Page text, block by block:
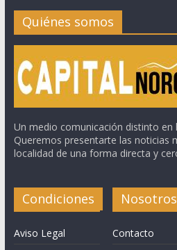
Quiénes somos
Un medio comunicación distinto en
Queremos presentarte las noticias
localidad de una forma directa y
Condiciones
Aviso Legal
Nosotros
Contacto